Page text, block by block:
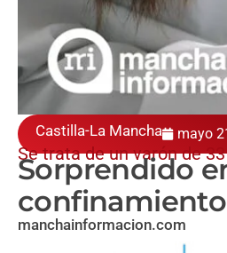
Castilla-La Mancha mayo
Se trata de un varón de
Sorprendido
confinamiento
manchainformacion.com